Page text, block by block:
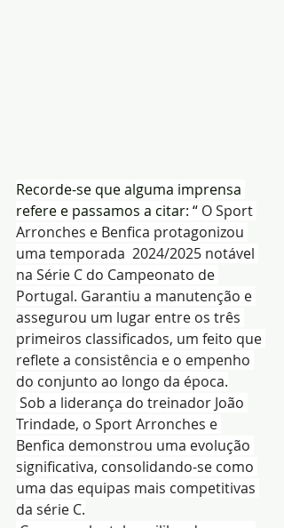
Recorde-se que alguma imprensa
refere e passamos a citar: “ O Sport
Arronches e Benfica protagonizou
uma temporada  2024/2025 notável
na Série C do Campeonato de
Portugal. Garantiu a manutenção e
assegurou um lugar entre os três
primeiros classificados, um feito que
reflete a consistência e o empenho
do conjunto ao longo da época.
Sob a liderança do treinador João
Trindade, o Sport Arronches e
Benfica demonstrou uma evolução
significativa, consolidando-se como
uma das equipas mais competitivas
da série C.